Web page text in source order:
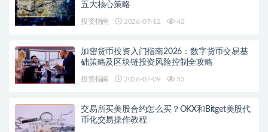
五大核心策略
投资指南 2026-07-12 42
加密货币投资入门指南2026：数字货币交易基
础策略及区块链投资风险控制全攻略
投资指南 2026-07-09 53
交易所买美股合约怎么买？OKX和Bitget美股代
币化交易操作教程